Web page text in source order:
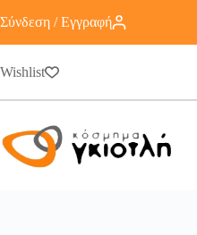
Σύνδεση / Εγγραφή
Wishlist